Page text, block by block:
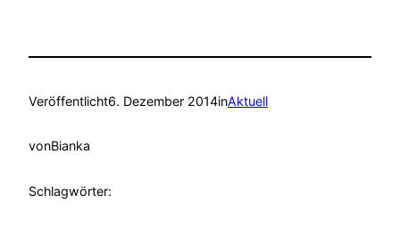
Veröffentlicht6. Dezember 2014inAktuell
vonBianka
Schlagwörter: